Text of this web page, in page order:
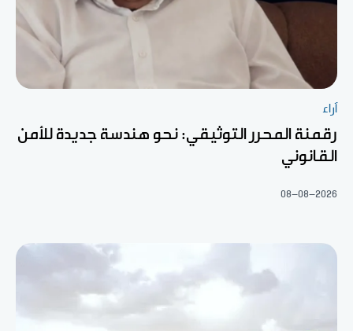
آراء
رقمنة المحرر التوثيقي: نحو هندسة جديدة للأمن
القانوني
08-08-2026